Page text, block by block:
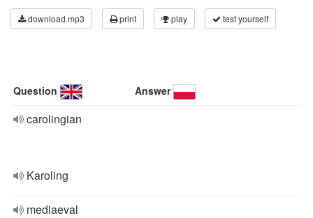
download mp3 print play test yourself
Question Answer
carolingian
Karoling
mediaeval